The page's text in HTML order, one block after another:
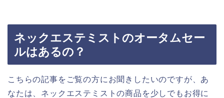
ネックエステミストのオータムセー
ルはあるの？
こちらの記事をご覧の方にお聞きしたいのですが、あ
なたは、ネックエステミストの商品を少しでもお得に